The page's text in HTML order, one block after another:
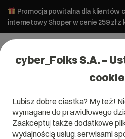
Promocja powitalna dla klientów
internetowy Shoper w cenie 259 zł z
Tworzenie stron
Walidacja PESEL w
cyber_Folks S.A. –
Lubisz dobre ciastka? My też!
wymagane do prawidłowego
Zaakceptuj także dodatkowe
wydajnością usług, serwisami